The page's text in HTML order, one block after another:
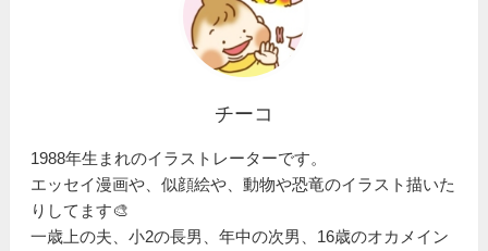
チーコ
1988年生まれのイラストレーターです。
エッセイ漫画や、似顔絵や、動物や恐竜のイラスト描いた
りしてます🎨
一歳上の夫、小2の長男、年中の次男、16歳のオカメイン